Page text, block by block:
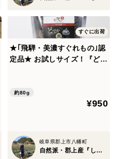
すぐに出荷
★｢飛騨・美濃すぐれもの｣認
定品★ お試しサイズ！『どで
約80g
¥950
岐阜県郡上市八幡町
自然派・郡上産『しばの農園』